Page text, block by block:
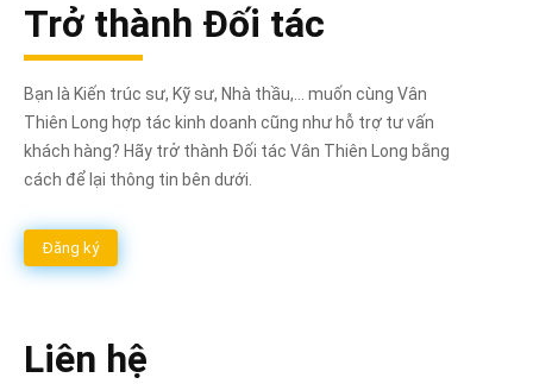
Trở thành Đối tác
Bạn là Kiến trúc sư, Kỹ sư, Nhà thầu,... muốn cùng Vân
Thiên Long hợp tác kinh doanh cũng như hỗ trợ tư vấn
khách hàng? Hãy trở thành Đối tác Vân Thiên Long bằng
cách để lại thông tin bên dưới.
Đăng ký
Liên hệ